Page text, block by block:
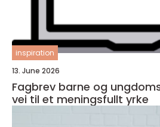
inspiration
13. June 2026
Fagbrev barne og
vei til et meningsfullt yrke